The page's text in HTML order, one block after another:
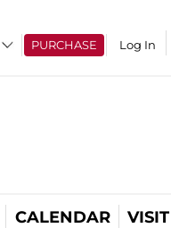
PURCHASE Log In
CALENDAR VISIT